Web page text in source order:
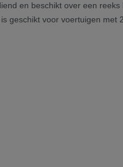
en beschikt over een reeks
geschikt voor voertuigen met